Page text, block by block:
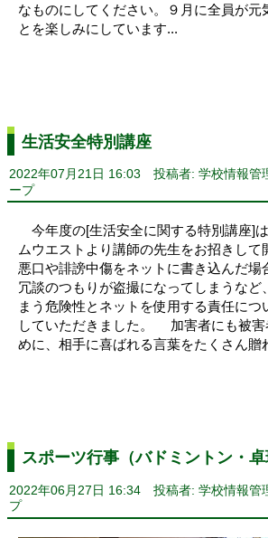
なものにしてください。９月に全員が元
とを楽しみにしています...
生活安全特別講座
2022年07月21日 16:03 投稿者: 学校情報管
ープ
今年度の[生活安全に関する特別講座]
ムウエストより講師の先生をお招きし
悪口や誹謗中傷をネットに書き込んだ場
冗談のつもりが盗撮になってしまうなど
まう危険性とネットを使用する責任につ
していただきました。 加害者にも被害
めに、相手に喜ばれる言葉をたくさん贈
スポーツ行事（バドミントン・卓
2022年06月27日 16:34 投稿者: 学校情報管
プ